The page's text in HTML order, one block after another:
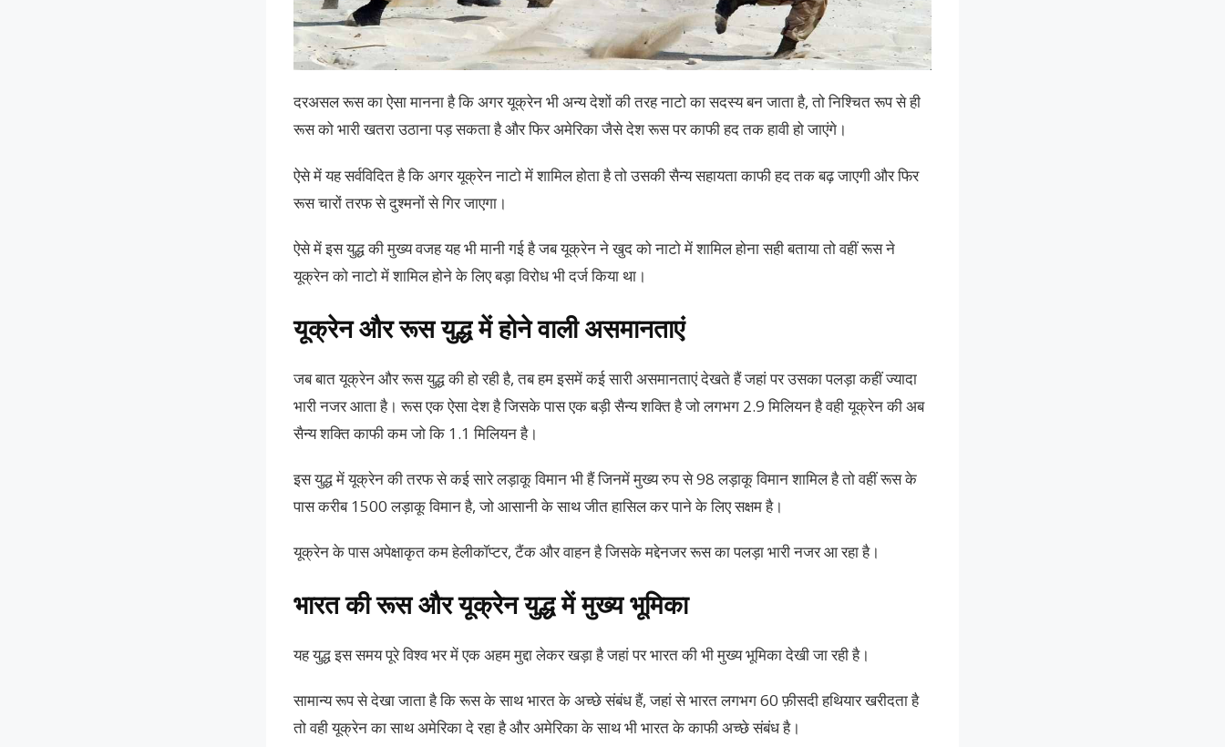
दरअसल रूस का ऐसा मानना है कि अगर यूक्रेन भी अन्य देशों की तरह नाटो का सदस्य बन जाता है, तो निश्चित रूप से ही
रूस को भारी खतरा उठाना पड़ सकता है और फिर अमेरिका जैसे देश रूस पर काफी हद तक हावी हो जाएंगे।
ऐसे में यह सर्वविदित है कि अगर यूक्रेन नाटो में शामिल होता है तो उसकी सैन्य सहायता काफी हद तक बढ़ जाएगी और फिर
रूस चारों तरफ से दुश्मनों से गिर जाएगा।
ऐसे में इस युद्ध की मुख्य वजह यह भी मानी गई है जब यूक्रेन ने खुद को नाटो में शामिल होना सही बताया तो वहीं रूस ने
यूक्रेन को नाटो में शामिल होने के लिए बड़ा विरोध भी दर्ज किया था।
यूक्रेन और रूस युद्ध में होने वाली असमानताएं
जब बात यूक्रेन और रूस युद्ध की हो रही है, तब हम इसमें कई सारी असमानताएं देखते हैं जहां पर उसका पलड़ा कहीं ज्यादा
भारी नजर आता है। रूस एक ऐसा देश है जिसके पास एक बड़ी सैन्य शक्ति है जो लगभग 2.9 मिलियन है वही यूक्रेन की अब
सैन्य शक्ति काफी कम जो कि 1.1 मिलियन है।
इस युद्ध में यूक्रेन की तरफ से कई सारे लड़ाकू विमान भी हैं जिनमें मुख्य रुप से 98 लड़ाकू विमान शामिल है तो वहीं रूस के
पास करीब 1500 लड़ाकू विमान है, जो आसानी के साथ जीत हासिल कर पाने के लिए सक्षम है।
यूक्रेन के पास अपेक्षाकृत कम हेलीकॉप्टर, टैंक और वाहन है जिसके मद्देनजर रूस का पलड़ा भारी नजर आ रहा है।
भारत की रूस और यूक्रेन युद्ध में मुख्य भूमिका
यह युद्ध इस समय पूरे विश्व भर में एक अहम मुद्दा लेकर खड़ा है जहां पर भारत की भी मुख्य भूमिका देखी जा रही है।
सामान्य रूप से देखा जाता है कि रूस के साथ भारत के अच्छे संबंध हैं, जहां से भारत लगभग 60 फ़ीसदी हथियार खरीदता है
तो वही यूक्रेन का साथ अमेरिका दे रहा है और अमेरिका के साथ भी भारत के काफी अच्छे संबंध है।